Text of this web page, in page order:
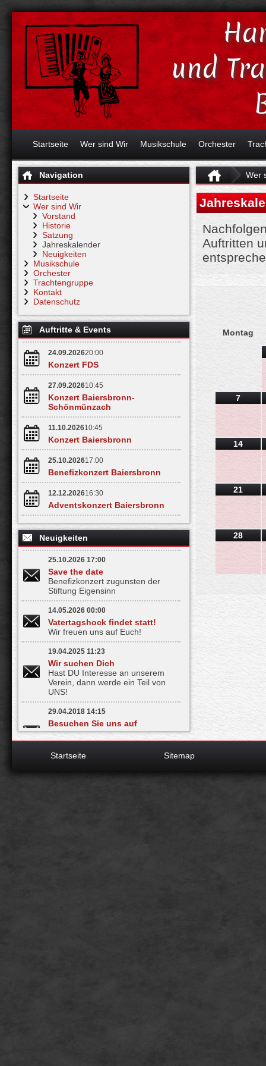
und
Startseite Wer sind Wir Musikschule Orchester
Wer
Auftritten
Montag
7
14
21
28
Navigation
Startseite
Wer sind Wir
Vorstand
Historie
Satzung
Jahreskalender
Neuigkeiten
Musikschule
Orchester
Trachtengruppe
Kontakt
Datenschutz
Auftritte & Events
24.09.202620:00
Konzert FDS
27.09.202610:45
Konzert Baiersbronn-
Schönmünzach
11.10.202610:45
Konzert Baiersbronn
25.10.202617:00
Benefizkonzert Baiersbronn
12.12.202616:30
Adventskonzert Baiersbronn
Neuigkeiten
25.10.2026 17:00
Save the date
Benefizkonzert zugunsten der
Stiftung Eigensinn
14.05.2026 00:00
Vatertagshock findet statt!
Wir freuen uns auf Euch!
19.04.2025 11:23
Wir suchen Dich
Hast DU Interesse an unserem
Verein, dann werde ein Teil von
UNS!
29.04.2018 14:15
Besuchen Sie uns auf
Facebook
Bleiben Sie informiert - mit nur
einem Klick
Startseite Sitemap